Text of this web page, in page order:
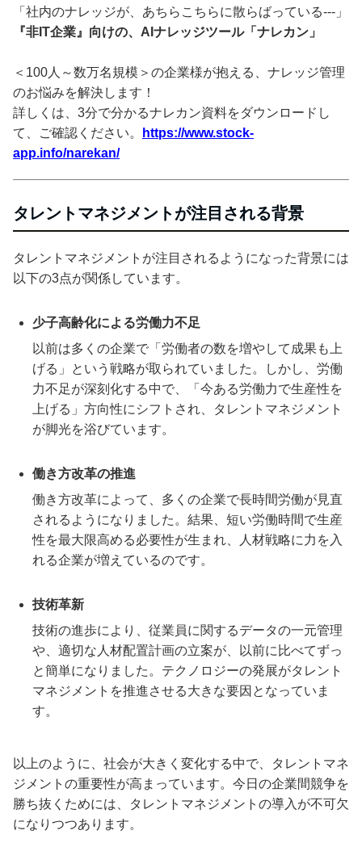
「社内のナレッジが、あちらこちらに散らばっている---」
『非IT企業』向けの、AIナレッジツール「ナレカン」
＜100人～数万名規模＞の企業様が抱える、ナレッジ管理
のお悩みを解決します！
詳しくは、3分で分かるナレカン資料をダウンロードし
て、ご確認ください。
https://www.stock-
app.info/narekan/
タレントマネジメントが注目される背景
タレントマネジメントが注目されるようになった背景には
以下の3点が関係しています。
少子高齢化による労働力不足
以前は多くの企業で「労働者の数を増やして成果も上
げる」という戦略が取られていました。しかし、労働
力不足が深刻化する中で、「今ある労働力で生産性を
上げる」方向性にシフトされ、タレントマネジメント
が脚光を浴びています。
働き方改革の推進
働き方改革によって、多くの企業で長時間労働が見直
されるようになりました。結果、短い労働時間で生産
性を最大限高める必要性が生まれ、人材戦略に力を入
れる企業が増えているのです。
技術革新
技術の進歩により、従業員に関するデータの一元管理
や、適切な人材配置計画の立案が、以前に比べてずっ
と簡単になりました。テクノロジーの発展がタレント
マネジメントを推進させる大きな要因となっていま
す。
以上のように、社会が大きく変化する中で、タレントマネ
ジメントの重要性が高まっています。今日の企業間競争を
勝ち抜くためには、タレントマネジメントの導入が不可欠
になりつつあります。